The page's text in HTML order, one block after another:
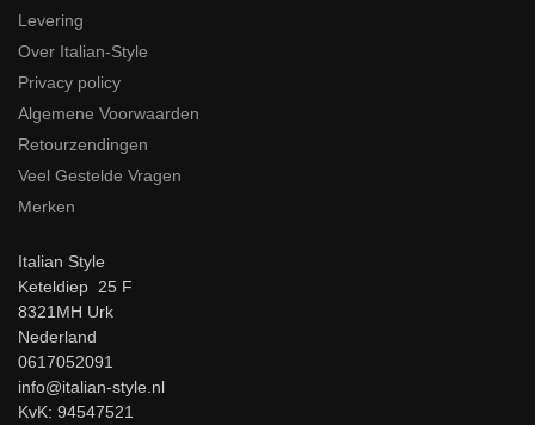
Levering
Over Italian-Style
Privacy policy
Algemene Voorwaarden
Retourzendingen
Veel Gestelde Vragen
Merken
Italian Style
Keteldiep 25 F
8321MH Urk
Nederland
0617052091
info@italian-style.nl
KvK: 94547521